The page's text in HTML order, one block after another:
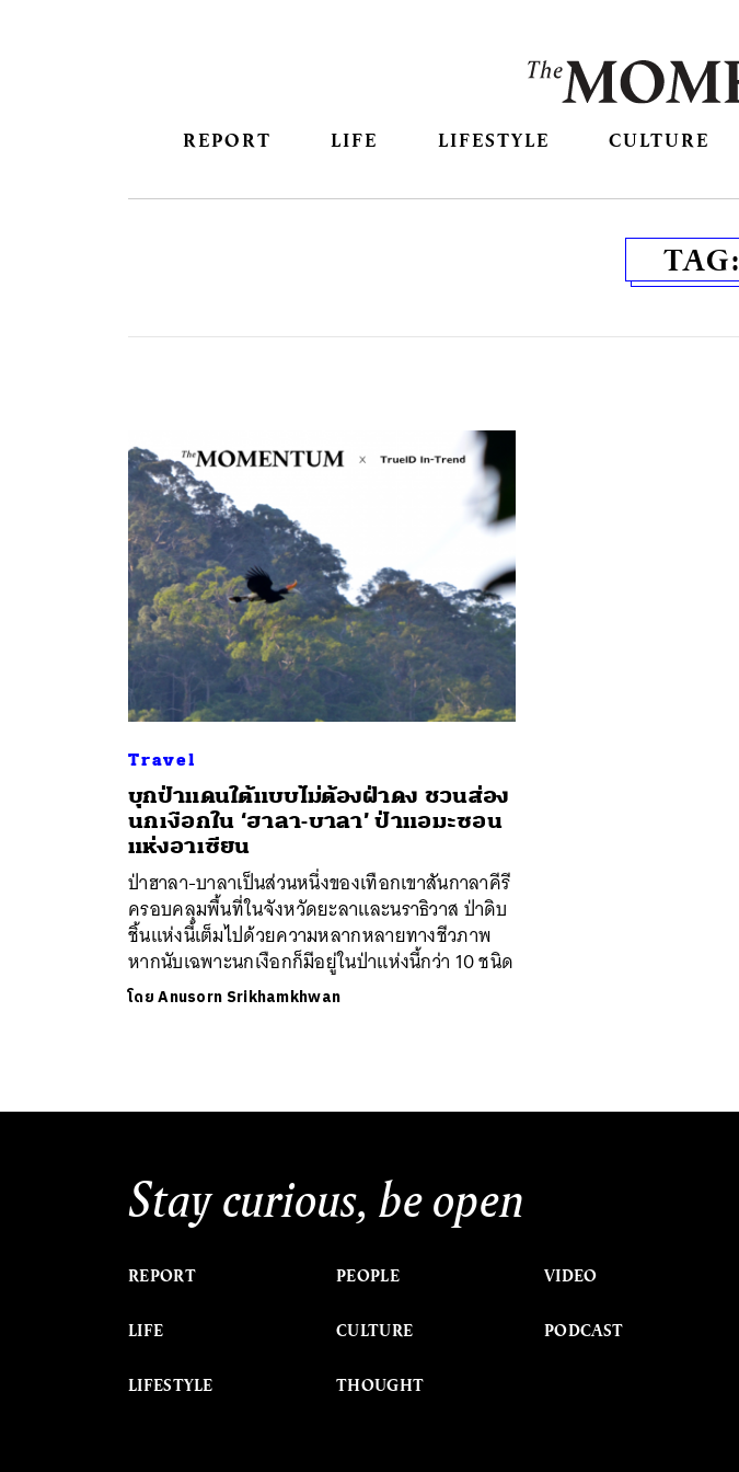
REPORT LIFE LIFESTYLE CULTURE
TAG:
Travel
บุกป่าแดนใต้แบบไม่ต้องฝ่าดง ชวนส่อง
นกเงือกใน ‘ฮาลา-บาลา’ ป่าแอมะซอน
แห่งอาเซียน
ป่าฮาลา-บาลาเป็นส่วนหนึ่งของเทือกเขาสันกาลาคีรี
ครอบคลุมพื้นที่ในจังหวัดยะลาและนราธิวาส ป่าดิบ
ชิ้นแห่งนี้เต็มไปด้วยความหลากหลายทางชีวภาพ
หากนับเฉพาะนกเงือกก็มีอยู่ในป่าแห่งนี้กว่า 10 ชนิด
โดยAnusorn Srikhamkhwan
Stay curious, be open
REPORT
LIFE
LIFESTYLE
PEOPLE
CULTURE
THOUGHT
VIDEO
PODCAST
ค้นหา